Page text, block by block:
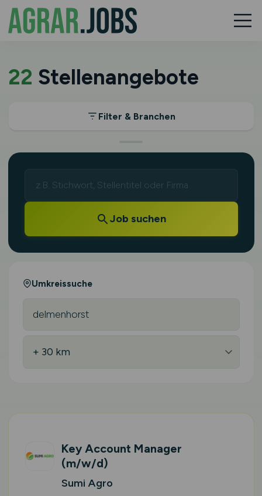
22 Stellenangebote
Filter & Branchen
Job suchen
Umkreissuche
Key Account Manager
(m/w/d)
Sumi Agro